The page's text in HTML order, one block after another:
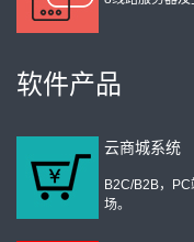
软件产品
云商城系统
B2C/B2B，
场。